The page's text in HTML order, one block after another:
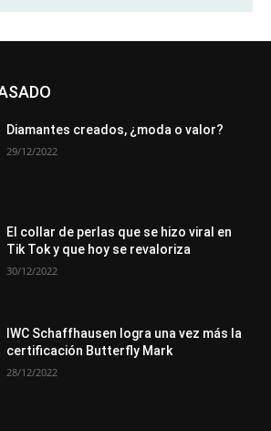
Diamantes creados, ¿moda o valor?
29/12/2022
El collar de perlas que se hizo viral en
Tik Tok y que hoy se revaloriza
30/12/2022
IWC Schaffhausen logra una vez más la
certificación Butterfly Mark
28/12/2022